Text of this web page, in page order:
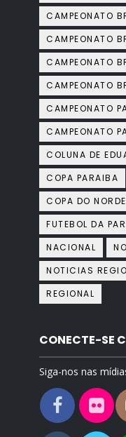
CAMPEONATO
CAMPEONATO
CAMPEONATO
CAMPEONATO
CAMPEONATO
CAMPEONATO
COLUNA DE
COPA PARAIBA
COPA DO
FUTEBOL DA
NACIONAL
NOTICIAS
REGIONAL
CONECTE-SE
Siga-nos nas